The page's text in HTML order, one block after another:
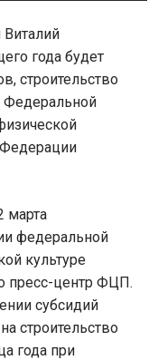
года будет
строительство
Федеральной
Федерации
марта
федеральной
культуре
пресс-центр ФЦП.
субсидий
строительство
года при